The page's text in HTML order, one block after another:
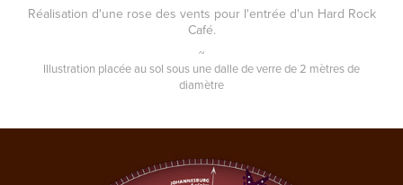
Réalisation d'une rose des vents pour l'entrée d'un Hard Rock
Café.
~
Illustration placée au sol sous une dalle de verre de 2 mètres de
diamètre